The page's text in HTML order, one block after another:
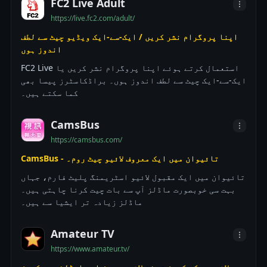
FC2 Live Adult
https://live.fc2.com/adult/
اپنا پروگرام نشر کریں / ایک-سے-ایک ویڈیو چیٹ سے لطف
اندوز ہوں
FC2 Live استعمال کرتے ہوئے اپنا پروگرام نشر کریں یا
ایک-سے-ایک چیٹ سے لطف اندوز ہوں۔ براڈکاسٹرز پیسا بھی
کما سکتے ہیں۔
CamsBus
https://camsbus.com/
CamsBus - تائیوان میں ایک معروف لائیو چیٹ روم۔
تائیوان میں ایک مقبول لائیو اسٹریمنگ پلیٹ فارم، جہاں
بہت سی خوبصورت ماڈلز آپ سے بات چیت کرنا چاہتی ہیں۔
ماڈلز زیادہ تر ایشیا سے ہیں۔
Amateur TV
https://www.amateur.tv/